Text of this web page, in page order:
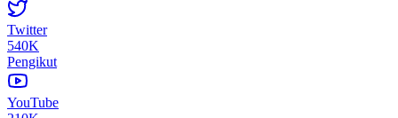
Twitter
540K
Pengikut
YouTube